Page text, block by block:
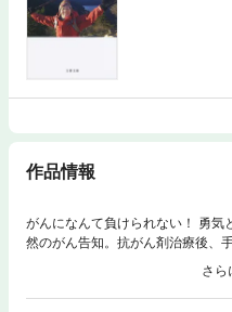
作品情報
がんになんて負けられない！ 勇
然のがん告知。抗がん剤治療後、
れる足で山に登り、講演や執筆を
み！世界初の女性エベレスト登頂
り返る「山とともに歩んだ人生」